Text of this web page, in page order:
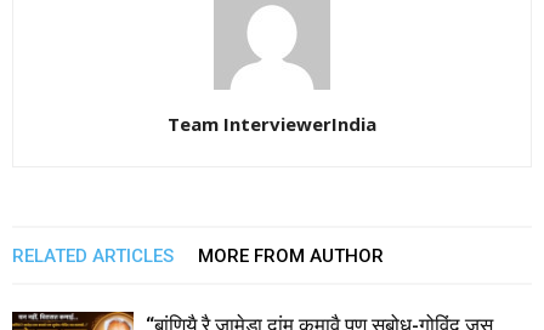
Team InterviewerIndia
RELATED ARTICLES MORE FROM AUTHOR
“बांणियै रै जामेड़ा दांम कमावै पण सुबोध-गोविंद जस